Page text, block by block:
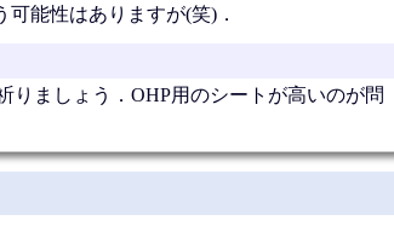
能性はありますが(笑)．
りましょう．OHP用のシートが高いのが問